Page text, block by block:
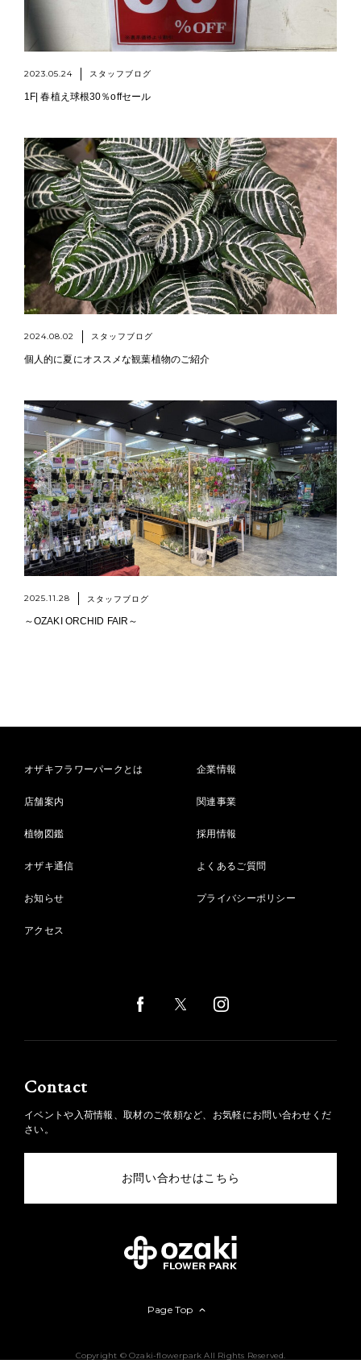
2023.05.24 スタッフブログ
1F| 春植え球根30％offセール
2024.08.02 スタッフブログ
個人的に夏にオススメな観葉植物のご紹介
2025.11.28 スタッフブログ
～OZAKI ORCHID FAIR～
オザキフラワーパークとは
店舗案内
植物図鑑
オザキ通信
お知らせ
アクセス
企業情報
関連事業
採用情報
よくあるご質問
プライバシーポリシー
Contact
イベントや入荷情報、取材のご依頼など、お気軽にお問い合わせくだ
さい。
お問い合わせはこちら
Copyright © Ozaki-flowerpark All Rights Reserved.
Page Top